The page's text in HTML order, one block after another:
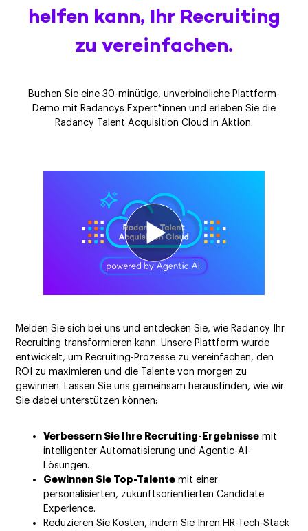
helfen kann, Ihr Recruiting
zu vereinfachen.
Buchen Sie eine 30-minütige, unverbindliche Plattform-
Demo mit Radancys Expert*innen und erleben Sie die
Radancy Talent Acquisition Cloud in Aktion.
Melden Sie sich bei uns und entdecken Sie, wie Radancy Ihr
Recruiting transformieren kann. Unsere Plattform wurde
entwickelt, um Recruiting-Prozesse zu vereinfachen, den
ROI zu maximieren und die Talente von morgen zu
gewinnen. Lassen Sie uns gemeinsam herausfinden, wie wir
Sie dabei unterstützen können:
Verbessern Sie Ihre Recruiting-Ergebnisse mit
intelligenter Automatisierung und Agentic-AI-
Lösungen.
Gewinnen Sie Top-Talente mit einer
personalisierten, zukunftsorientierten Candidate
Experience.
Reduzieren Sie Kosten, indem Sie Ihren HR-Tech-Stack